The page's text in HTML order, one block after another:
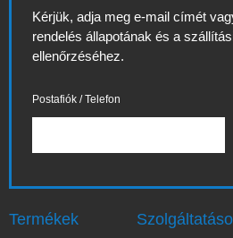
Kérjük, adja meg e-mail címét
rendelés állapotának és a
ellenőrzéséhez.
Postafiók / Telefon
Termékek